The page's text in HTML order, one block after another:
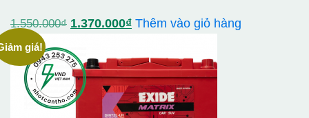
1.550.000₫ Giá
là:
1.550.000₫.
1.370.000₫Giá
tại
là:
1.370.000₫.
Thêm vào giỏ hàng
giá!